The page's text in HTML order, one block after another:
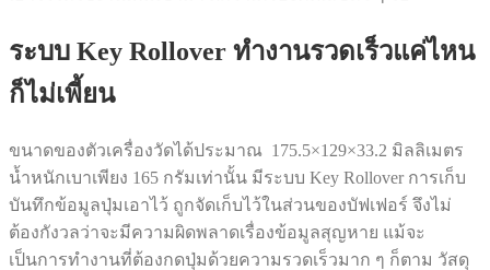
ระบบ Key Rollover ทำงานรวดเร็วแค่ไหน
ก็ไม่เพี้ยน
ขนาดของตัวเครื่องวัดได้ประมาณ 175.5×129×33.2 มิลลิเมตร
น้ำหนักเบาเพียง 165 กรัมเท่านั้น มีระบบ Key Rollover การเก็บ
บันทึกข้อมูลปุ่มเอาไว้ ถูกจัดเก็บไว้ในส่วนของบัฟเฟอร์ จึงไม่
ต้องกังวลว่าจะมีความผิดพลาดเรื่องข้อมูลสุญหาย แม้จะ
เป็นการทำงานที่ต้องกดปุ่มด้วยความรวดเร็วมาก ๆ ก็ตาม วัสดุ